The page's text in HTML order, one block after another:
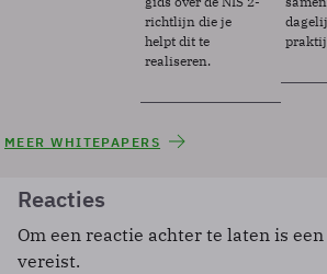
richtlijn die je
helpt dit te
realiseren.
MEER WHITEPAPERS
Reacties
Om een reactie achter te laten is
vereist.